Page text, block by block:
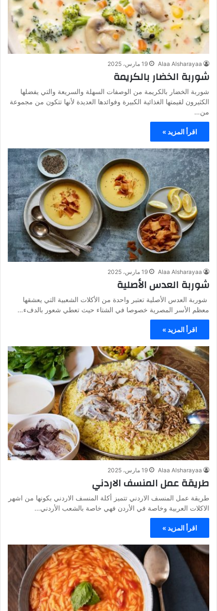
Alaa Alsharayaa 19 مارس، 2025
شوربة الخضار بالكريمة
شوربة الخضار بالكريمة من الوصفات السهلة والسريعة والتي يفضلها
الكثيرون لقيمتها الغذائية الكبيرة وفوائدها العديدة لأنها تتكون من مجموعة
من…
اقرأ المزيد »
Alaa Alsharayaa 19 مارس، 2025
شوربة العدس الأصلية
شوربة العدس الأصلية تعتبر واحدة من الأكلات الشعبية التي يعشقها
معظم الأسر المصرية خصوصا في الشتاء حيث تعطي شعور بالدفء…
اقرأ المزيد »
Alaa Alsharayaa 19 مارس، 2025
طريقة عمل المنسف الاردني
طريقة عمل المنسف الاردني تتميز أكلة المنسف الاردني بكونها من اشهر
الاكلات العربية وخاصة في الأردن فهي خاصة بالشعب الأردني…
اقرأ المزيد »